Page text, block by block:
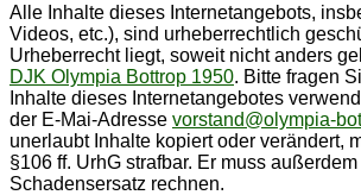
Alle Inhalte dieses Internetangebots,
Videos, etc.), sind urheberrechtlich
Urheberrecht liegt, soweit nicht anders
DJK Olympia Bottrop 1950. Bitte fragen
Inhalte dieses Internetangebotes
der E-Mai-Adresse vorstand@olympia-
unerlaubt Inhalte kopiert oder verändert,
§106 ff. UrhG strafbar. Er muss außerdem
Schadensersatz rechnen.